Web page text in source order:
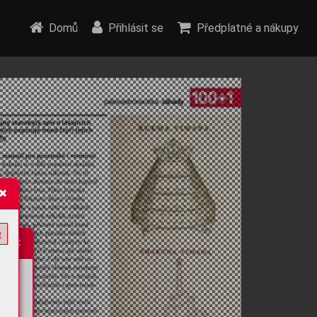
Domů Přihlásit se Předplatné a nákupy